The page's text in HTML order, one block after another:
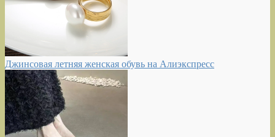
Джинсовая летняя женская обувь на Алиэкспресс